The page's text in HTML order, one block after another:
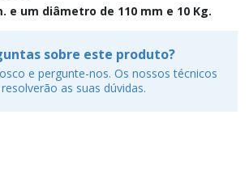
e um diâmetro de 110 mm e 10 Kg.
sobre este produto?
e pergunte-nos. Os nossos técnicos
resolverão as suas dúvidas.